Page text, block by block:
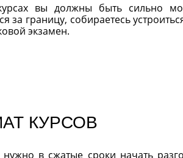
вы должны быть сильно
за границу, собираетесь
экзамен.
КУРСОВ
в сжатые сроки начать